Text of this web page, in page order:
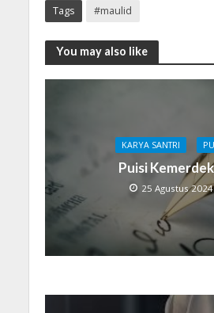
Tags #maulid
You may also like
KARYA SANTRI
Puisi
25 Agustus 2024